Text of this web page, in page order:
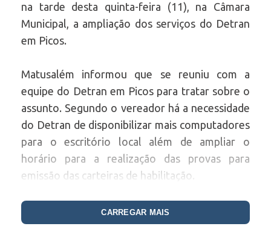
na tarde desta quinta-feira (11), na Câmara
Municipal, a ampliação dos serviços do Detran
em Picos.
Matusalém informou que se reuniu com a
equipe do Detran em Picos para tratar sobre o
assunto. Segundo o vereador há a necessidade
do Detran de disponibilizar mais computadores
para o escritório local além de ampliar o
horário para a realização das provas para
emissão das carteiras de habilitação.
“É necessário que o Detran venha ampliar esse
serviço trazendo mais computadores,
CARREGAR MAIS